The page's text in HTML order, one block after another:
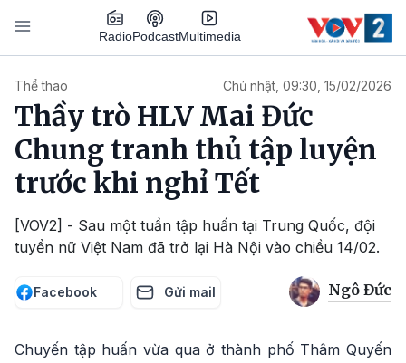
Nhảy đến nội dung
RadioPodcastMultimedia
Thể thao Chủ nhật, 09:30, 15/02/2026
Thầy trò HLV Mai Đức
Chung tranh thủ tập luyện
trước khi nghỉ Tết
[VOV2] - Sau một tuần tập huấn tại Trung Quốc, đội
tuyển nữ Việt Nam đã trở lại Hà Nội vào chiều 14/02.
Facebook Gửi mail Ngô Đức
Chuyến tập huấn vừa qua ở thành phố Thâm Quyến